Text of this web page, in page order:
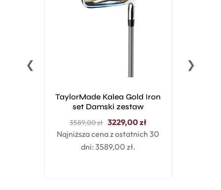
❮
TaylorMade Kalea Gold Iron
set Damski zestaw
3589,00zł 3229,00zł
Najniższa cena z ostatnich 30
dni: 3589,00 zł.
❯